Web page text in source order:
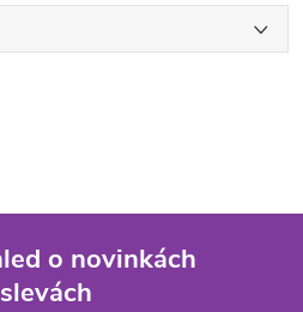
o novinkách